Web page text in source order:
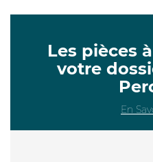
Les pièces
votre
En